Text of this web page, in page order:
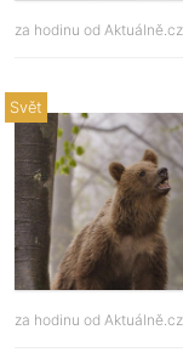
za hodinu od Aktuálně.cz
Svět
za hodinu od Aktuálně.cz